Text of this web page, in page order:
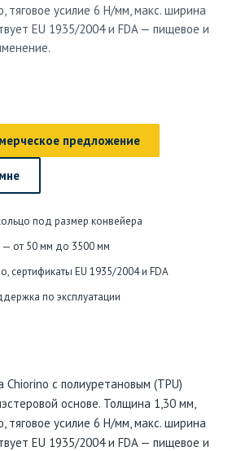
тяговое усилие 6 Н/мм, макс. ширина
EU 1935/2004 и FDA — пищевое и
предложение
под размер конвейера
— от 50 мм до 3500 мм
сертификаты EU 1935/2004 и FDA
по эксплуатации
Chiorino с полиуретановым (TPU)
основе. Толщина 1,30 мм,
тяговое усилие 6 Н/мм, макс. ширина
EU 1935/2004 и FDA — пищевое и